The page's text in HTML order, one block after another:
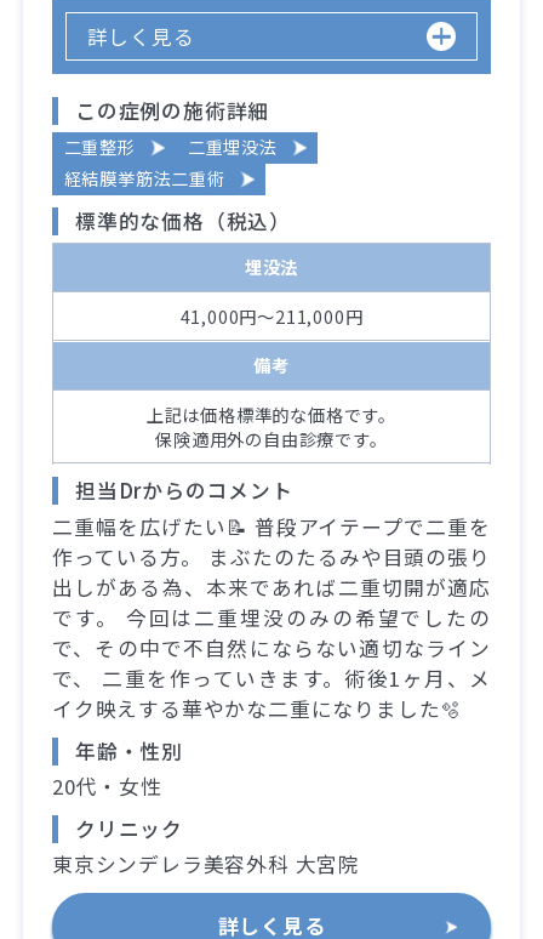
詳しく見る
この症例の施術詳細
二重整形
二重埋没法
経結膜挙筋法二重術
標準的な価格（税込）
埋没法
41,000円～211,000円
備考
上記は価格標準的な価格です。
保険適用外の自由診療です。
担当Drからのコメント
二重幅を広げたい📝 普段アイテープで二重を
作っている方。 まぶたのたるみや目頭の張り
出しがある為、本来であれば二重切開が適応
です。 今回は二重埋没のみの希望でしたの
で、その中で不自然にならない適切なライン
で、 二重を作っていきます。術後1ヶ月、メ
イク映えする華やかな二重になりました🫧
年齢・性別
20代・女性
クリニック
東京シンデレラ美容外科 大宮院
詳しく見る